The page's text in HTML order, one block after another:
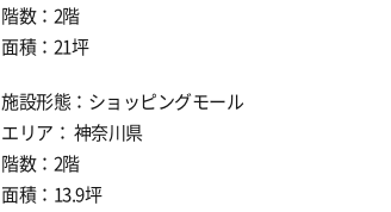
階数：2階
面積：21坪
施設形態：ショッピングモール
エリア： 神奈川県
階数：2階
面積：13.9坪